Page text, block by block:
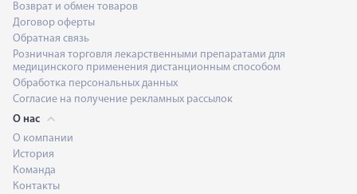
Возврат и обмен товаров
Договор оферты
Обратная связь
Розничная торговля лекарственными препаратами для
медицинского применения дистанционным способом
Обработка персональных данных
Согласие на получение рекламных рассылок
О нас
О компании
История
Команда
Контакты